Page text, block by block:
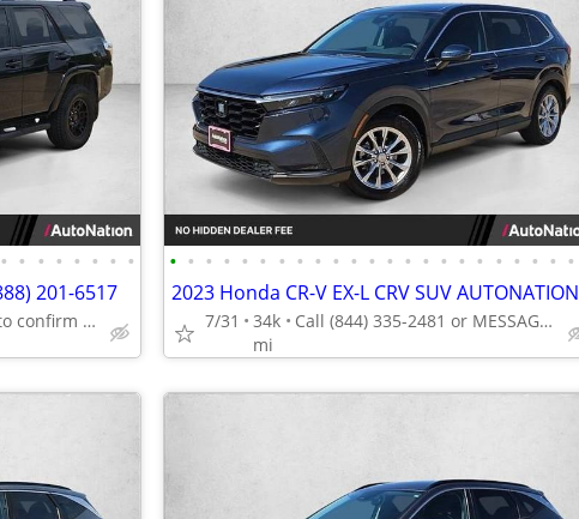
• • • • • • • •
201-6517
Call (888) 201-6517 to confirm availability - May 14th
• • • • • • • • • • • • • • • • • • • • • • •
2023 Honda CR-V EX-L CRV SUV AUTONATION
7/31
34k
mi
Call (844) 335-2481 or MESSAGE/CHAT to confirm availability